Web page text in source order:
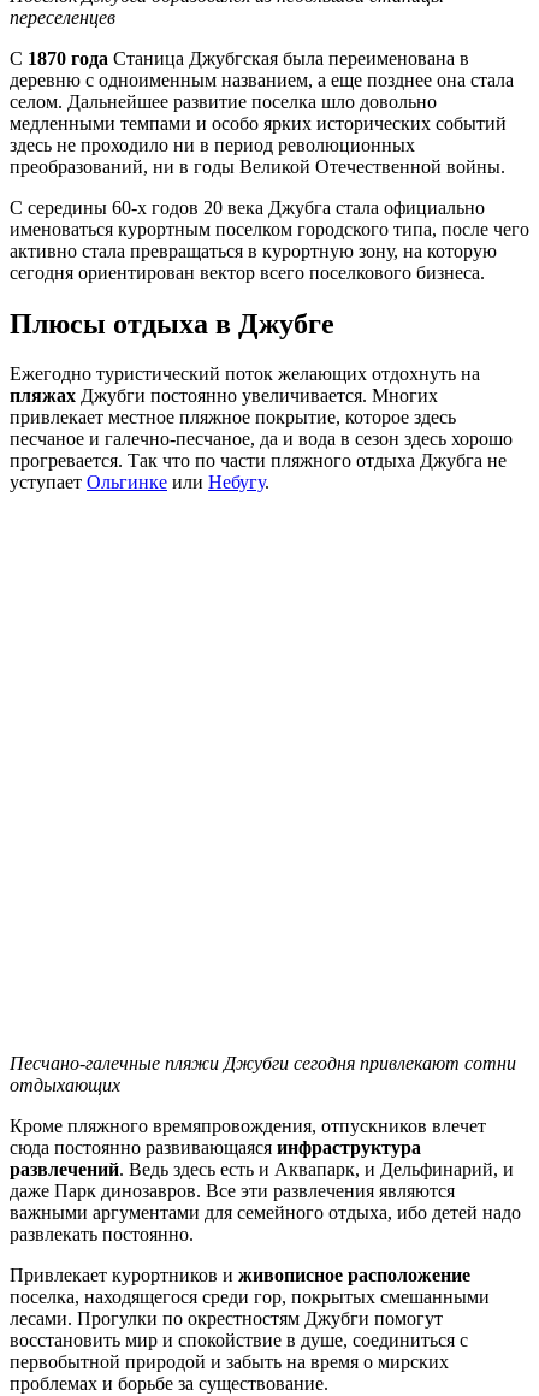
переселенцев
С 1870 года Станица Джубгская была переименована в
деревню с одноименным названием, а еще позднее она стала
селом. Дальнейшее развитие поселка шло довольно
медленными темпами и особо ярких исторических событий
здесь не проходило ни в период революционных
преобразований, ни в годы Великой Отечественной войны.
С середины 60-х годов 20 века Джубга стала официально
именоваться курортным поселком городского типа, после чего
активно стала превращаться в курортную зону, на которую
сегодня ориентирован вектор всего поселкового бизнеса.
Плюсы отдыха в Джубге
Ежегодно туристический поток желающих отдохнуть на
пляжах Джубги постоянно увеличивается. Многих
привлекает местное пляжное покрытие, которое здесь
песчаное и галечно-песчаное, да и вода в сезон здесь хорошо
прогревается. Так что по части пляжного отдыха Джубга не
уступает Ольгинке или Небугу.
Песчано-галечные пляжи Джубги сегодня привлекают сотни
отдыхающих
Кроме пляжного времяпровождения, отпускников влечет
сюда постоянно развивающаяся инфраструктура
развлечений. Ведь здесь есть и Аквапарк, и Дельфинарий, и
даже Парк динозавров. Все эти развлечения являются
важными аргументами для семейного отдыха, ибо детей надо
развлекать постоянно.
Привлекает курортников и живописное расположение
поселка, находящегося среди гор, покрытых смешанными
лесами. Прогулки по окрестностям Джубги помогут
восстановить мир и спокойствие в душе, соединиться с
первобытной природой и забыть на время о мирских
проблемах и борьбе за существование.